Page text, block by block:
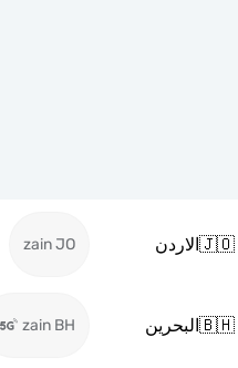
🇯🇴الاردن zain JO
🇧🇭البحرين zain BH